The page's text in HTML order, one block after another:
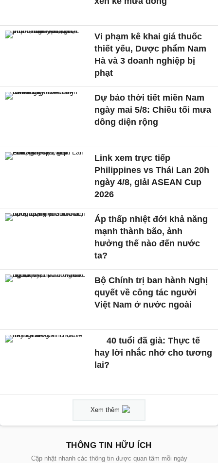
Vi phạm kê khai giá thuốc
thiết yếu, Dược phẩm Nam
Hà và 3 doanh nghiệp bị
phạt
Dự báo thời tiết miền Nam
ngày mai 5/8: Chiều tối mưa
dông diện rộng
Link xem trực tiếp
Philippines vs Thái Lan 20h
ngày 4/8, giải ASEAN Cup
2026
Áp thấp nhiệt đới khả năng
mạnh thành bão, ảnh
hưởng thế nào đến nước
ta?
Bộ Chính trị ban hành Nghị
quyết về công tác người
Việt Nam ở nước ngoài
40 tuổi đã già: Thực tế
hay lời nhắc nhở cho tương
lai?
Xem thêm
THÔNG TIN HỮU ÍCH
Cập nhật nhanh các thông tin được quan tâm mỗi ngày